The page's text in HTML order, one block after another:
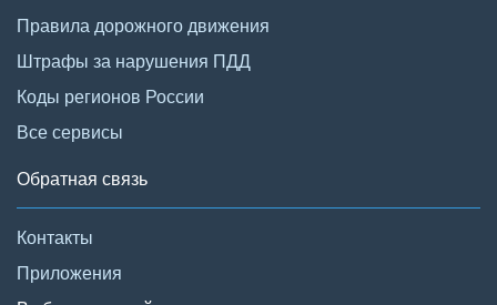
Правила дорожного движения
Штрафы за нарушения ПДД
Коды регионов России
Все сервисы
Обратная связь
Контакты
Приложения